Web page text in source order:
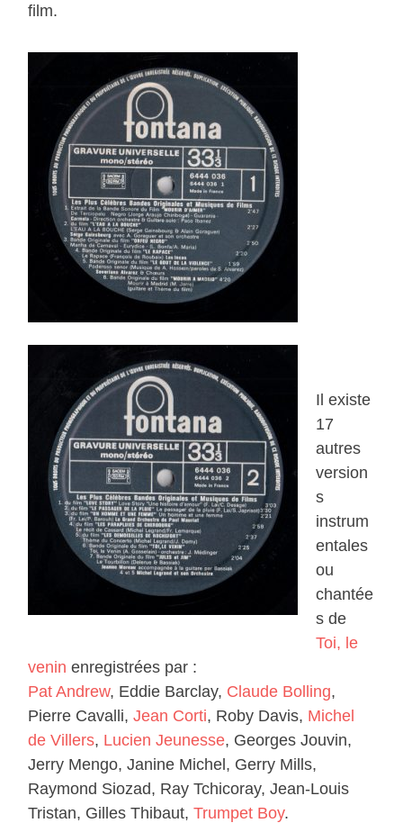
film.
Il existe
17
autres
version
s
instrum
entales
ou
chantée
s de
Toi, le
venin enregistrées par :
Pat Andrew, Eddie Barclay, Claude Bolling,
Pierre Cavalli,Jean Corti, Roby Davis, Michel
de Villers, Lucien Jeunesse, Georges Jouvin,
Jerry Mengo, Janine Michel, Gerry Mills,
Raymond Siozad, Ray Tchicoray, Jean-Louis
Tristan, Gilles Thibaut,Trumpet Boy.